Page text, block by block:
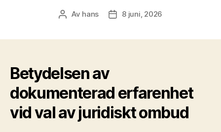
Inläggsförfattare
Av hans Inläggsdatum
8 juni, 2026
Betydelsen av
dokumenterad erfarenhet
vid val av juridiskt ombud